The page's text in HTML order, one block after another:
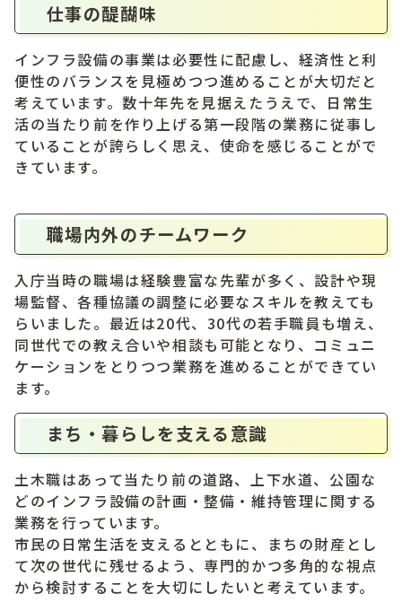
仕事の醍醐味
インフラ設備の事業は必要性に配慮し、経済性と利
便性のバランスを見極めつつ進めることが大切だと
考えています。数十年先を見据えたうえで、日常生
活の当たり前を作り上げる第一段階の業務に従事し
ていることが誇らしく思え、使命を感じることがで
きています。
職場内外のチームワーク
入庁当時の職場は経験豊富な先輩が多く、設計や現
場監督、各種協議の調整に必要なスキルを教えても
らいました。最近は20代、30代の若手職員も増え、
同世代での教え合いや相談も可能となり、コミュニ
ケーションをとりつつ業務を進めることができてい
ます。
まち・暮らしを支える意識
土木職はあって当たり前の道路、上下水道、公園な
どのインフラ設備の計画・整備・維持管理に関する
業務を行っています。
市民の日常生活を支えるとともに、まちの財産とし
て次の世代に残せるよう、専門的かつ多角的な視点
から検討することを大切にしたいと考えています。